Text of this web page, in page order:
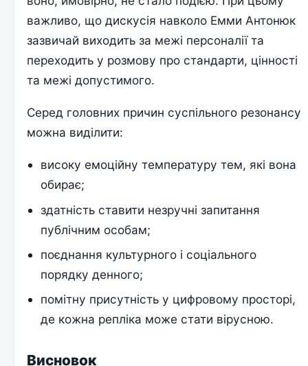
важливо, що дискусія навколо Емми Антонюк
зазвичай виходить за межі персоналії та
переходить у розмову про стандарти, цінності
та межі допустимого.
Серед головних причин суспільного резонансу
можна виділити:
високу емоційну температуру тем, які вона
обирає;
здатність ставити незручні запитання
публічним особам;
поєднання культурного і соціального
порядку денного;
помітну присутність у цифровому просторі,
де кожна репліка може стати вірусною.
Висновок